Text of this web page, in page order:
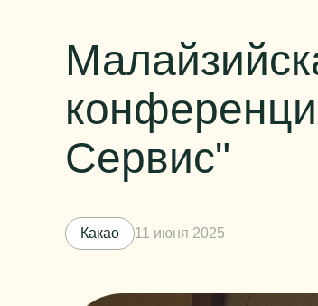
Сервис"
Какао 11 июня 2025